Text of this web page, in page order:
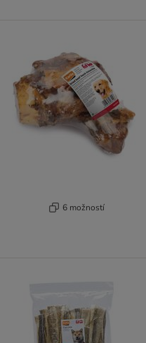
6 možností